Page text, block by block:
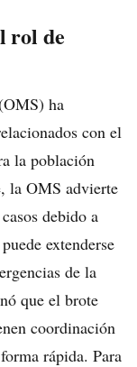
rol de
ha
con el
la población
la OMS advierte
debido a
extenderse
de la
que el brote
coordinación
rápida. Para